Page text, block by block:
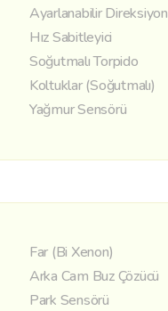
Ayarlanabilir Direksiyon
Hız Sabitleyici
Soğutmalı Torpido
Koltuklar (Soğutmalı)
Yağmur Sensörü
Far (Bi Xenon)
Arka Cam Buz Çözücü
Park Sensörü